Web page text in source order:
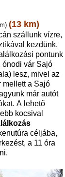
(13 km)
szállunk vízre,
kezdünk,
pontunk
ónodi vár Sajó
lesz, mivel az
mellett a Sajó
már autót
A lehető
kocsival
céljába,
a 11 óra